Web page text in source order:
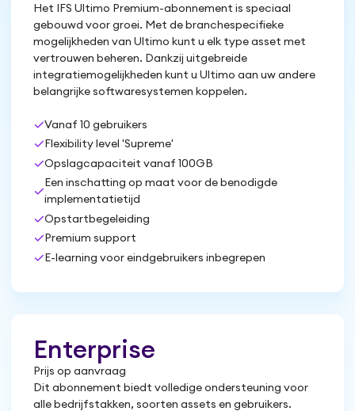
Het IFS Ultimo Premium-abonnement is speciaal
gebouwd voor groei. Met de branchespecifieke
mogelijkheden van Ultimo kunt u elk type asset met
vertrouwen beheren. Dankzij uitgebreide
integratiemogelijkheden kunt u Ultimo aan uw andere
belangrijke softwaresystemen koppelen.
checkVanaf 10 gebruikers
checkFlexibility level 'Supreme'
checkOpslagcapaciteit vanaf 100GB
check
Een inschatting op maat voor de benodigde
implementatietijd
checkOpstartbegeleiding
checkPremium support
checkE-learning voor eindgebruikers inbegrepen
Enterprise
Prijs op aanvraag
Dit abonnement biedt volledige ondersteuning voor
alle bedrijfstakken, soorten assets en gebruikers.